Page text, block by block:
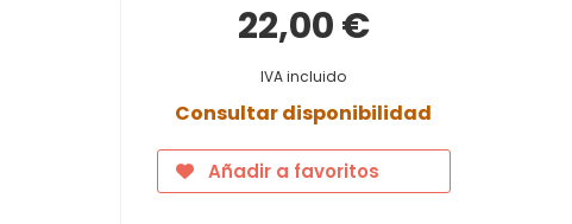
22,00 €
IVA incluido
Consultar disponibilidad
Añadir a favoritos